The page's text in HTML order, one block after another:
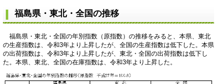
福島県・東北・全国の推移
福島県・東北・全国の年別指数（原指数）の推移をみると、本県、東北
の生産指数は、令和3年より上昇したが、全国の生産指数は低下した。本県
の出荷指数は、令和3年より上昇したが、東北・全国の出荷指数は低下し
た。本県、東北、全国の在庫指数は、令和3年より上昇した。